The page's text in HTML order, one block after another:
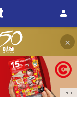
×
PUB